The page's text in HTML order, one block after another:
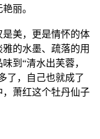
丽。
美，更是情怀的体
的水墨、疏落的用
到“清水出芙蓉，
了，自己也就成了
萧红这个牡丹仙子